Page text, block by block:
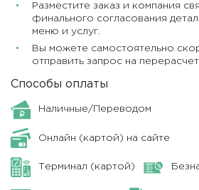
Разместите заказ и компания
финального согласования
меню и услуг.
Вы можете самостоятельно
отправить запрос на
Способы оплаты
Наличные/Переводом
Онлайн (картой) на сайте
Терминал (картой)